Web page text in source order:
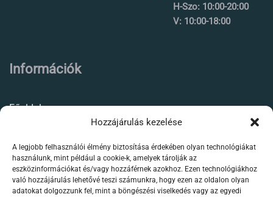
Hozzájárulás kezelése
A legjobb felhasználói élmény biztosítása érdekében olyan technológiákat
használunk, mint például a cookie-k, amelyek tárolják az
eszközinformációkat és/vagy hozzáférnek azokhoz. Ezen technológiákhoz
való hozzájárulás lehetővé teszi számunkra, hogy ezen az oldalon olyan
adatokat dolgozzunk fel, mint a böngészési viselkedés vagy az egyedi
H-Szo: 10:00-20:00
V: 10:00-18:00
Információk
Főoldal
Élőállat kereskedés
Forgalmazott termékeink